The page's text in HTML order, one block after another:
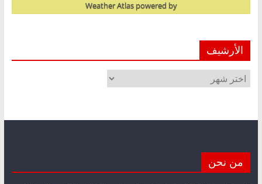
powered by
Weather Atlas
الأرشيف
الأرشيف
من نحن